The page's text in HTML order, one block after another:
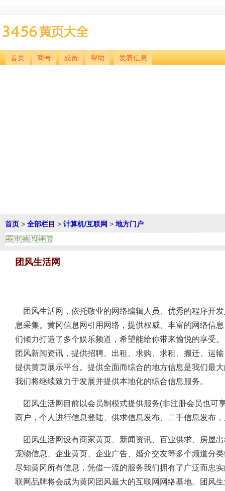
首页 商号 成员 帮助 发表信息
首页 > 全部栏目 > 计算机/互联网 > 地方门户
匿 审 效 阅 评 管
团风生活网
团风生活网，依托敬业的网络编辑人员、优秀的程序开
息采集。黄冈信息网引用网络，提供权威、丰富的网络信
们倾力打造了多个娱乐频道，希望能给你带来愉悦的享受
团风新闻资讯，提供招聘、出租、求购、求租、搬迁、运
提供黄页展示平台。提供全面而综合的地方信息是我们最
我们将继续致力于发展并提供本地化的综合信息服务。
团风生活网目前以会员制模式提供服务(非注册会员也可
商户，个人进行信息登陆、供求信息发布、二手信息发布
团风生活网设有商家黄页、新闻资讯、百业供求、房屋
宠物信息、企业黄页、企业广告、婚介交友等多个频道分
尽知黄冈所有信息，凭借一流的服务我们拥有了广泛而忠
联网品牌将会成为黄冈团风最大的互联网网络基地。团风